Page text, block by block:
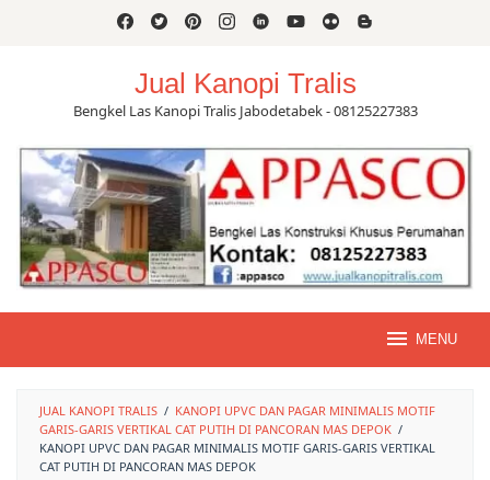
Jual Kanopi Tralis
Bengkel Las Kanopi Tralis Jabodetabek - 08125227383
MENU
JUAL KANOPI TRALIS / KANOPI UPVC DAN PAGAR MINIMALIS MOTIF
GARIS-GARIS VERTIKAL CAT PUTIH DI PANCORAN MAS DEPOK /
KANOPI UPVC DAN PAGAR MINIMALIS MOTIF GARIS-GARIS VERTIKAL
CAT PUTIH DI PANCORAN MAS DEPOK